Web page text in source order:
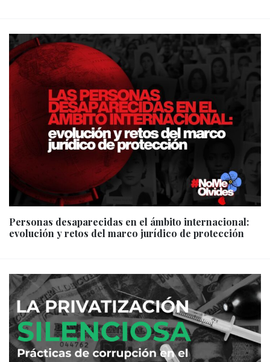
Personas desaparecidas en el ámbito internacional:
evolución y retos del marco jurídico de protección